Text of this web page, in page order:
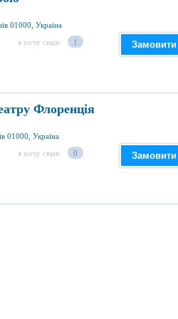
01000, Україна
я хочу сюди 1 Замовити
Флоренція
01000, Україна
я хочу сюди 0 Замовити